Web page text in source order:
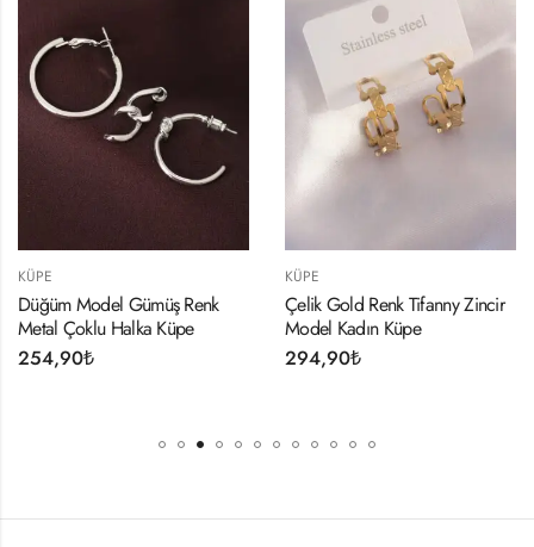
KÜPE
Düğüm Model Gümüş Renk
Metal Çoklu Halka Küpe
254,90₺
KÜPE
Çelik Gold Renk Tifanny Zincir
Model Kadın Küpe
294,90₺